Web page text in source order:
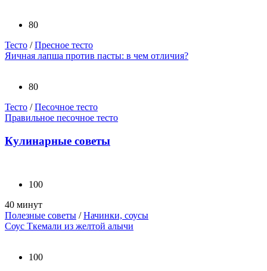
80
Тесто /Пресное тесто
Яичная лапша против пасты: в чем отличия?
80
Тесто /Песочное тесто
Правильное песочное тесто
Кулинарные советы
100
40 минут
Полезные советы /Начинки, соусы
Соус Ткемали из желтой алычи
100